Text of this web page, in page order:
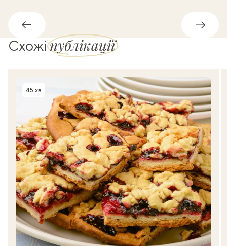
Назад
Схожіпублікації
Час приготування
45 хв